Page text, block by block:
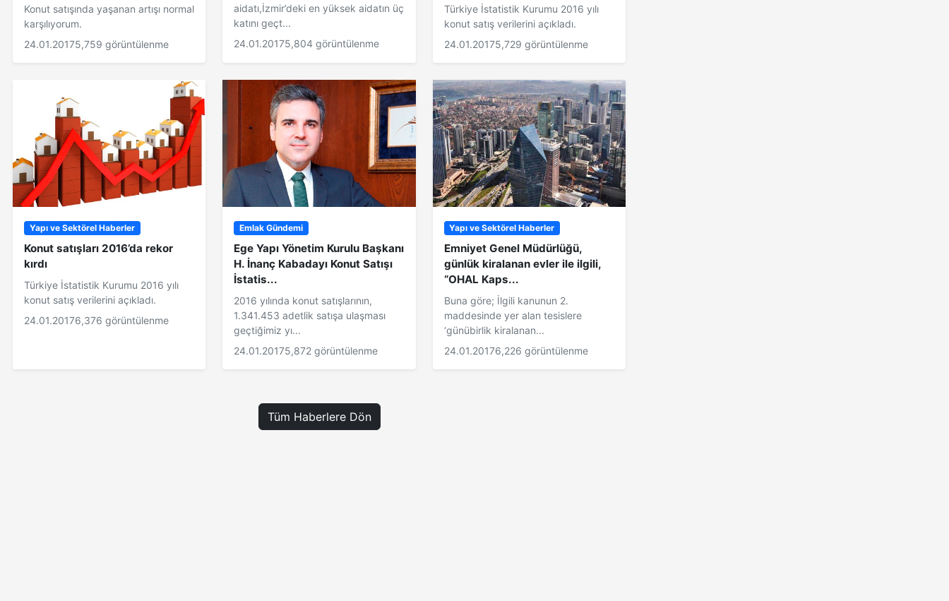
Konut satışında yaşanan artışı normal
karşılıyorum.
24.01.20175,759 görüntülenme
aidatı,İzmir’deki en yüksek aidatın üç
katını geçt...
24.01.20175,804 görüntülenme
Türkiye İstatistik Kurumu 2016 yılı
konut satış verilerini açıkladı.
24.01.20175,729 görüntülenme
Yapı ve Sektörel Haberler
Konut satışları 2016’da rekor
kırdı
Türkiye İstatistik Kurumu 2016 yılı
konut satış verilerini açıkladı.
24.01.20176,376 görüntülenme
Emlak Gündemi
Ege Yapı Yönetim Kurulu Başkanı
H. İnanç Kabadayı Konut Satışı
İstatis...
2016 yılında konut satışlarının,
1.341.453 adetlik satışa ulaşması
geçtiğimiz yı...
24.01.20175,872 görüntülenme
Yapı ve Sektörel Haberler
Emniyet Genel Müdürlüğü,
günlük kiralanan evler ile ilgili,
“OHAL Kaps...
Buna göre; İlgili kanunun 2.
maddesinde yer alan tesislere
‘günübirlik kiralanan...
24.01.20176,226 görüntülenme
Tüm Haberlere Dön